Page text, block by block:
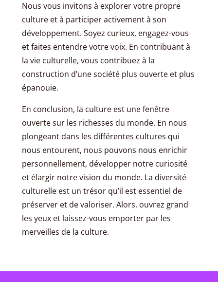
Nous vous invitons à explorer votre propre
culture et à participer activement à son
développement. Soyez curieux, engagez-vous
et faites entendre votre voix. En contribuant à
la vie culturelle, vous contribuez à la
construction d’une société plus ouverte et plus
épanouie.
En conclusion, la culture est une fenêtre
ouverte sur les richesses du monde. En nous
plongeant dans les différentes cultures qui
nous entourent, nous pouvons nous enrichir
personnellement, développer notre curiosité
et élargir notre vision du monde. La diversité
culturelle est un trésor qu’il est essentiel de
préserver et de valoriser. Alors, ouvrez grand
les yeux et laissez-vous emporter par les
merveilles de la culture.